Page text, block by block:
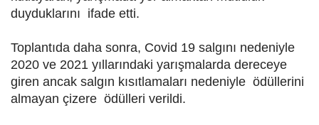
duyduklarını ifade etti.
Toplantıda daha sonra, Covid 19 salgını nedeniyle
2020 ve 2021 yıllarındaki yarışmalarda dereceye
giren ancak salgın kısıtlamaları nedeniyle ödüllerini
almayan çizere ödülleri verildi.